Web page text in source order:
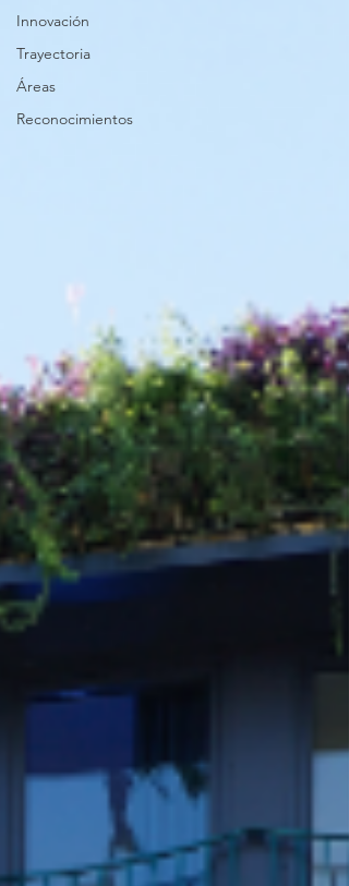
Innovación
Trayectoria
Áreas
Reconocimientos